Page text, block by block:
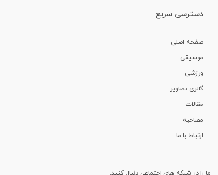
دسترسی سریع
صفحه اصلی
موسیقی
ورزشی
گالری تصاویر
مقالات
مصاحبه
ارتباط با ما
ما را در شبکه های اجتماعی دنبال کنید.